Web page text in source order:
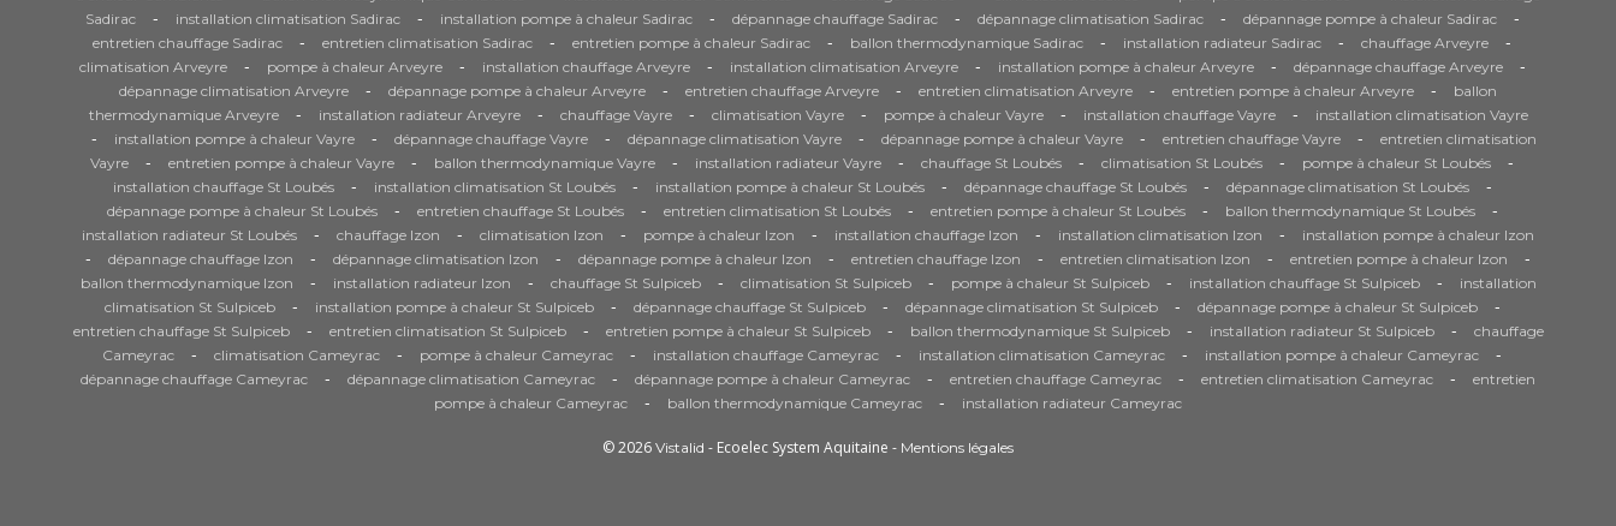
Sadirac
- installation climatisation Sadirac - installation pompe à chaleur Sadirac - dépannage chauffage Sadirac - dépannage climatisation Sadirac - dépannage pompe à chaleur Sadirac -
entretien chauffage Sadirac - entretien climatisation Sadirac - entretien pompe à chaleur Sadirac - ballon thermodynamique Sadirac - installation radiateur Sadirac - chauffage Arveyre -
climatisation Arveyre - pompe à chaleur Arveyre - installation chauffage Arveyre - installation climatisation Arveyre - installation pompe à chaleur Arveyre - dépannage chauffage Arveyre -
dépannage climatisation Arveyre - dépannage pompe à chaleur Arveyre - entretien chauffage Arveyre - entretien climatisation Arveyre - entretien pompe à chaleur Arveyre -
ballon
thermodynamique Arveyre
- installation radiateur Arveyre - chauffage Vayre - climatisation Vayre - pompe à chaleur Vayre - installation chauffage Vayre - installation climatisation Vayre
- installation pompe à chaleur Vayre - dépannage chauffage Vayre - dépannage climatisation Vayre - dépannage pompe à chaleur Vayre - entretien chauffage Vayre -
entretien climatisation
Vayre
- entretien pompe à chaleur Vayre - ballon thermodynamique Vayre - installation radiateur Vayre - chauffage St Loubés - climatisation St Loubés - pompe à chaleur St Loubés -
installation chauffage St Loubés - installation climatisation St Loubés - installation pompe à chaleur St Loubés - dépannage chauffage St Loubés - dépannage climatisation St Loubés -
dépannage pompe à chaleur St Loubés - entretien chauffage St Loubés - entretien climatisation St Loubés - entretien pompe à chaleur St Loubés - ballon thermodynamique St Loubés -
installation radiateur St Loubés - chauffage Izon - climatisation Izon - pompe à chaleur Izon - installation chauffage Izon - installation climatisation Izon - installation pompe à chaleur Izon
- dépannage chauffage Izon - dépannage climatisation Izon - dépannage pompe à chaleur Izon - entretien chauffage Izon - entretien climatisation Izon - entretien pompe à chaleur Izon -
ballon thermodynamique Izon - installation radiateur Izon - chauffage St Sulpiceb - climatisation St Sulpiceb - pompe à chaleur St Sulpiceb - installation chauffage St Sulpiceb -
installation
climatisation St Sulpiceb
- installation pompe à chaleur St Sulpiceb - dépannage chauffage St Sulpiceb - dépannage climatisation St Sulpiceb - dépannage pompe à chaleur St Sulpiceb -
entretien chauffage St Sulpiceb - entretien climatisation St Sulpiceb - entretien pompe à chaleur St Sulpiceb - ballon thermodynamique St Sulpiceb - installation radiateur St Sulpiceb -
chauffage
Cameyrac
- climatisation Cameyrac - pompe à chaleur Cameyrac - installation chauffage Cameyrac - installation climatisation Cameyrac - installation pompe à chaleur Cameyrac -
dépannage chauffage Cameyrac - dépannage climatisation Cameyrac - dépannage pompe à chaleur Cameyrac - entretien chauffage Cameyrac - entretien climatisation Cameyrac -
entretien
pompe à chaleur Cameyrac
- ballon thermodynamique Cameyrac - installation radiateur Cameyrac
© 2026 Vistalid - Ecoelec System Aquitaine - Mentions légales